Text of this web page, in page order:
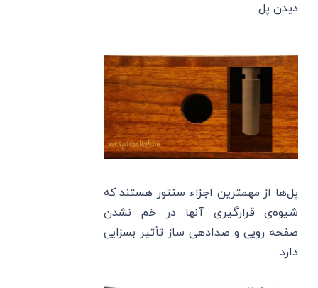
دیدن پل:
پل‌ها از مهمترین اجزاء سنتور هستند که
شیوه‌ی قرارگیری آنها در خم نشدن
صفحه رویی و صدادهی ساز تأثیر بسزایی
دارد.